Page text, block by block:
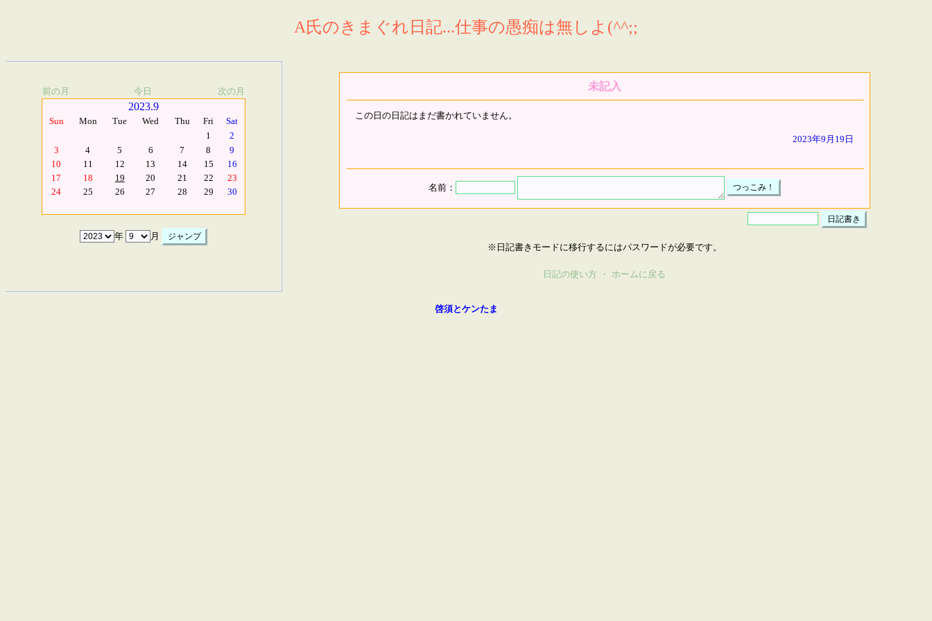
A氏のきまぐれ日記...仕事の愚痴は無しよ(^^;;
前の月 今日 次の月
2023.9
Sun Mon Tue Wed Thu Fri
Sat
1
2
3
4 5 6 7 8
9
10
11 12 13 14 15
16
17
18 19 20 21 22
23
24
25 26 27 28 29 30
年 月
未記入
この日の日記はまだ書かれていません。
2023年9月19日
名前：
※日記書きモードに移行するにはパスワードが必要です。
日記の使い方 ・ ホームに戻る
啓須とケンたま